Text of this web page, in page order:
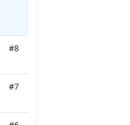
#8
#7